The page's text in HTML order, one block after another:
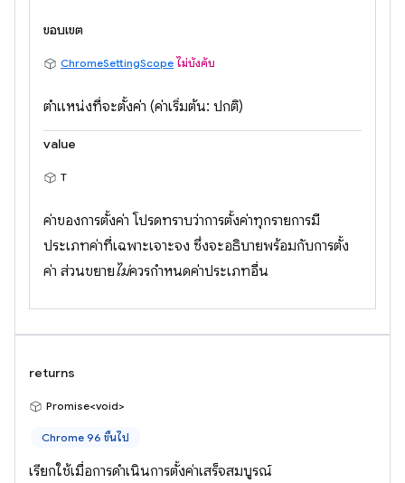
ขอบเขต
ChromeSettingScope ไม่บังคับ
ตำแหน่งที่จะตั้งค่า (ค่าเริ่มต้น: ปกติ)
value
T
ค่าของการตั้งค่า โปรดทราบว่าการตั้งค่าทุกรายการมี
ประเภทค่าที่เฉพาะเจาะจง ซึ่งจะอธิบายพร้อมกับการตั้ง
ค่า ส่วนขยายไม่ควรกำหนดค่าประเภทอื่น
returns
Promise<void>
Chrome 96 ขึ้นไป
เรียกใช้เมื่อการดำเนินการตั้งค่าเสร็จสมบูรณ์